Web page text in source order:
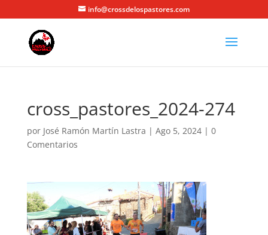
info@crossdelospastores.com
cross_pastores_2024-274
por José Ramón Martín Lastra | Ago 5, 2024| 0
Comentarios